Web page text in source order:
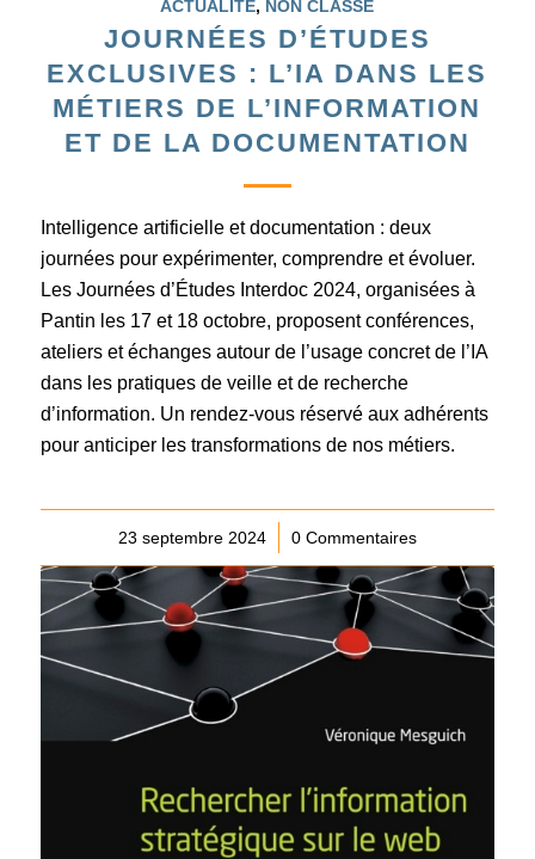
ACTUALITÉ, NON CLASSÉ
JOURNÉES D’ÉTUDES
EXCLUSIVES : L’IA DANS LES
MÉTIERS DE L’INFORMATION
ET DE LA DOCUMENTATION
Intelligence artificielle et documentation : deux
journées pour expérimenter, comprendre et évoluer.
Les Journées d’Études Interdoc 2024, organisées à
Pantin les 17 et 18 octobre, proposent conférences,
ateliers et échanges autour de l’usage concret de l’IA
dans les pratiques de veille et de recherche
d’information. Un rendez-vous réservé aux adhérents
pour anticiper les transformations de nos métiers.
23 septembre 2024
/ 0 Commentaires